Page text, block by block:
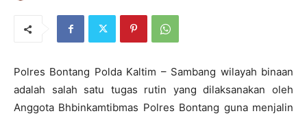
Polres Bontang Polda Kaltim – Sambang wilayah binaan
adalah salah satu tugas rutin yang dilaksanakan oleh
Anggota Bhbinkamtibmas Polres Bontang guna menjalin